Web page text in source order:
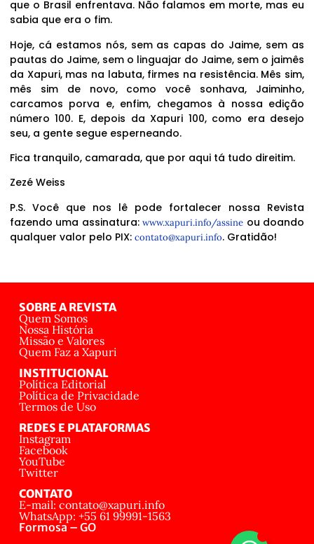
que o Brasil enfrentava. Não falamos em morte, mas eu
sabia que era o fim.
Hoje, cá estamos nós, sem as capas do Jaime, sem as
pautas do Jaime, sem o linguajar do Jaime, sem o jaimês
da Xapuri, mas na labuta, firmes na resistência. Mês sim,
mês sim de novo, como você sonhava, Jaiminho,
carcamos porva e, enfim, chegamos à nossa edição
número 100. E, depois da Xapuri 100, como era desejo
seu, a gente segue esperneando.
Fica tranquilo, camarada, que por aqui tá tudo direitim.
Zezé Weiss
P.S. Você que nos lê pode fortalecer nossa Revista
fazendo uma assinatura:www.xapuri.info/assine ou doando
qualquer valor pelo PIX: contato@xapuri.info. Gratidão!
SOBRE A REVISTA
Quem Somos
Nossa História
Missão e Valores
Quem Faz a Xapuri
INSTITUCIONAL
Política Editorial
Política de Privacidade
Termos de Uso
REDES E PLATAFORMAS
Instagram
Facebook
YouTube
Twitter
CONTATO
E-mail: contato@xapuri.info
WhatsApp: +55 61 99991-1563
Formosa – GO